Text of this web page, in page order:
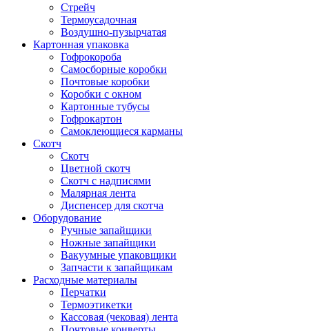
Стрейч
Термоусадочная
Воздушно-пузырчатая
Картонная упаковка
Гофрокороба
Самосборные коробки
Почтовые коробки
Коробки с окном
Картонные тубусы
Гофрокартон
Самоклеющиеся карманы
Скотч
Скотч
Цветной скотч
Скотч с надписями
Малярная лента
Диспенсер для скотча
Оборудование
Ручные запайщики
Ножные запайщики
Вакуумные упаковщики
Запчасти к запайщикам
Расходные материалы
Перчатки
Термоэтикетки
Кассовая (чековая) лента